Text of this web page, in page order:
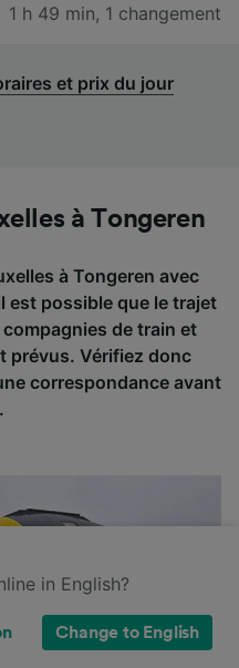
1 h 49 min, 1 changement
et prix du jour
à Tongeren
à Tongeren avec
est possible que le trajet
de train et
prévus. Vérifiez donc
correspondance avant
in English?
Change to English